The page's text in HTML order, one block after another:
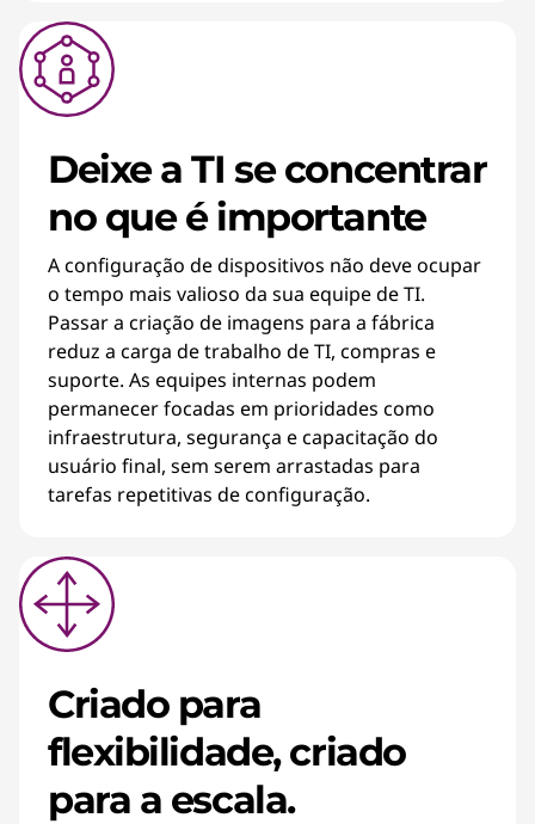
Deixe a TI se concentrar
no que é importante
A configuração de dispositivos não deve ocupar
o tempo mais valioso da sua equipe de TI.
Passar a criação de imagens para a fábrica
reduz a carga de trabalho de TI, compras e
suporte. As equipes internas podem
permanecer focadas em prioridades como
infraestrutura, segurança e capacitação do
usuário final, sem serem arrastadas para
tarefas repetitivas de configuração.
Criado para
flexibilidade, criado
para a escala.